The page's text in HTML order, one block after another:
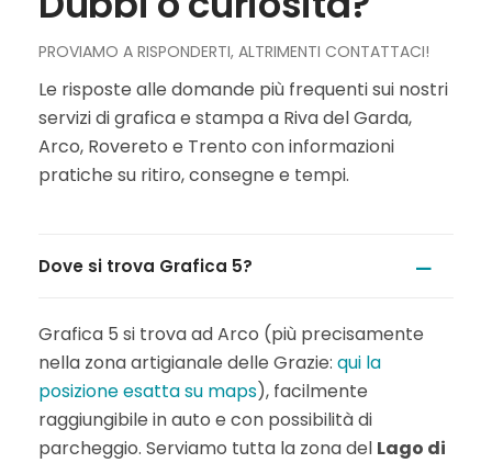
PROVIAMO A RISPONDERTI, ALTRIMENTI CONTATTACI!
Le risposte alle domande più frequenti sui nostri
servizi di grafica e stampa a Riva del Garda,
Arco, Rovereto e Trento con informazioni
pratiche su ritiro, consegne e tempi.
Dove si trova Grafica 5?
Grafica 5 si trova ad Arco (più precisamente
nella zona artigianale delle Grazie: qui la
posizione esatta su maps), facilmente
raggiungibile in auto e con possibilità di
parcheggio. Serviamo tutta la zona del Lago di